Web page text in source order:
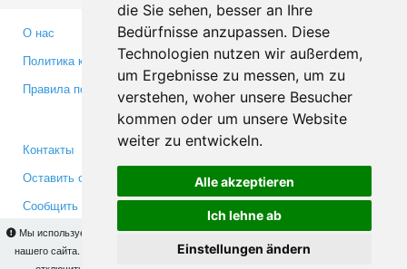
die Sie sehen, besser an Ihre
Bedürfnisse anzupassen. Diese
Technologien nutzen wir außerdem,
um Ergebnisse zu messen, um zu
verstehen, woher unsere Besucher
kommen oder um unsere Website
weiter zu entwickeln.
Alle akzeptieren
Ich lehne ab
Einstellungen ändern
Мы используем cookies для того, чтобы Вы могли использовать весь функционал
нашего сайта. На
Вы сможете узнать подробности и, при желании,
О нас
Политика конфиденциальности
Правила пользования
Партнерам
Инвесторам
Медиа
Контакты
Оставить отзыв
Сообщить об ошибке
Facebook
Twitter
YouTube
Google+